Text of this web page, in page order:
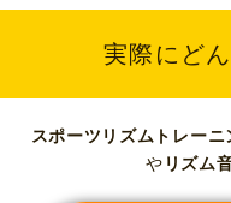
実際にど
スポーツリズムトレーニ
や リズム